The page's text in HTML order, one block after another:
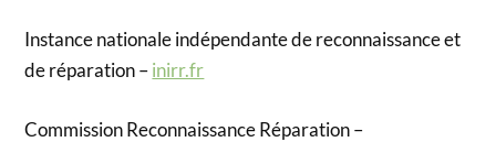
Instance nationale indépendante de reconnaissance et
de réparation –inirr.fr
Commission Reconnaissance Réparation –